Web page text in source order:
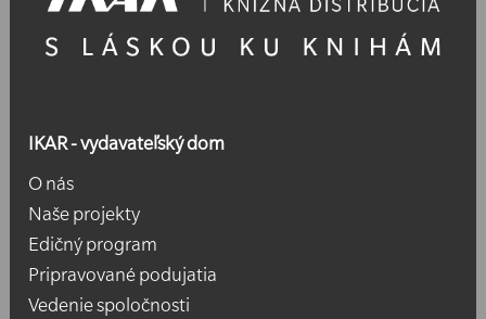
IKAR - vydavateľský dom
O nás
Naše projekty
Edičný program
Pripravované podujatia
Vedenie spoločnosti